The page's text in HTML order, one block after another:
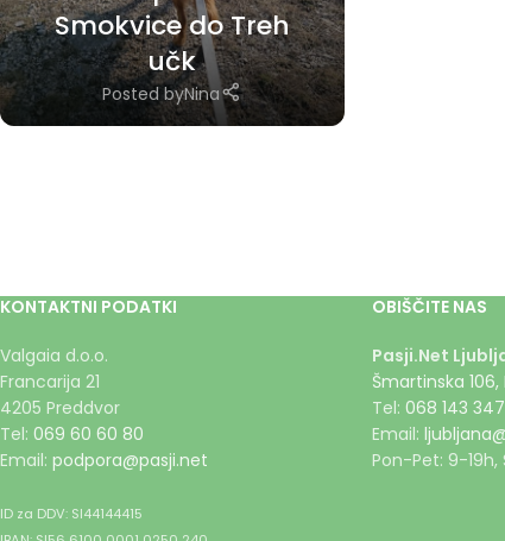
Smokvice do Treh
učk
Posted byNina
KONTAKTNI PODATKI
Valgaia d.o.o.
Francarija 21
4205 Preddvor
Tel: 069 60 60 80
Email: podpora@pasji.net
ID za DDV: SI44144415
OBIŠČITE NAS
Pasji.Net
Šmartinska 106,
Tel: 068 143 347
Email:
Pon-Pet: 9-19h,